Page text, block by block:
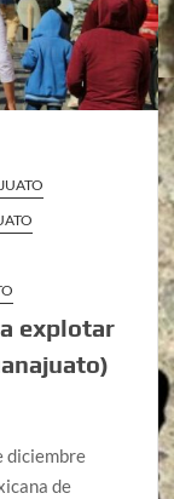
explotar
diciembre
de